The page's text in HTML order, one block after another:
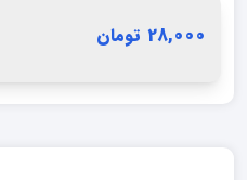
28,000 تومان